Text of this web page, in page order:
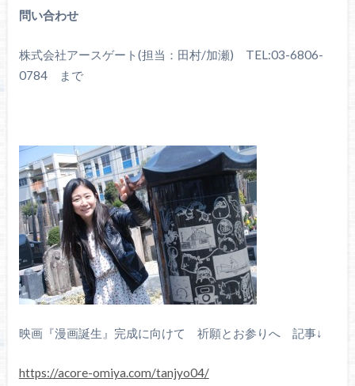
問い合わせ
株式会社アースゲート(担当：田村/加瀬) TEL:03-6806-
0784 まで
映画『漫画誕生』完成に向けて 祈願とお参りへ 記事↓
https://acore-omiya.com/tanjyo04/